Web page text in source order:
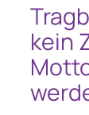
kein